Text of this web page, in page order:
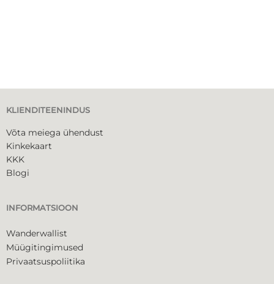
KLIENDITEENINDUS
Võta meiega ühendust
Kinkekaart
KKK
Blogi
INFORMATSIOON
Wanderwallist
Müügitingimused
Privaatsuspoliitika